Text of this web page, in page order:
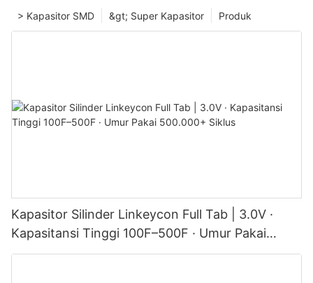
Produk
&gt; Super Kapasitor
> Kapasitor SMD
Kapasitor Silinder Linkeycon Full Tab | 3.0V ·
Kapasitansi Tinggi 100F–500F · Umur Pakai
500.000+ Siklus